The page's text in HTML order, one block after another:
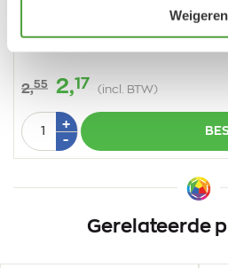
Weigeren
Van Gogh Aquarelverf 411
2,55 2,17 (incl. BTW)
Aantal
+Plus
-Min
1
Gerelateerde